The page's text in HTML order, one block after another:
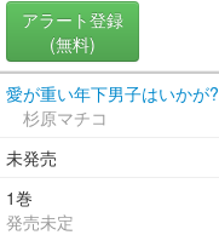
アラート登録
(無料)
愛が重い年下男子はいかが?
杉原マチコ
未発売
1巻
発売未定